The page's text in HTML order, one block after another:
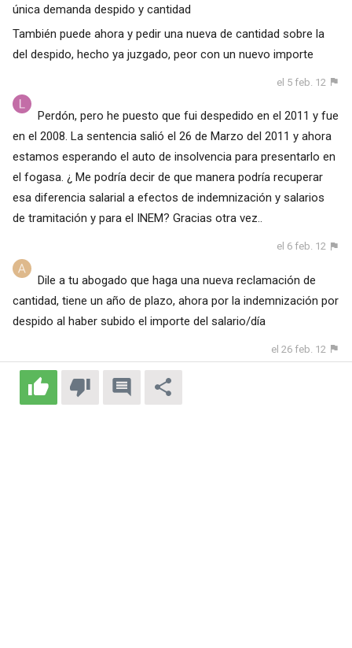
única demanda despido y cantidad
También puede ahora y pedir una nueva de cantidad sobre la
del despido, hecho ya juzgado, peor con un nuevo importe
el 5 feb. 12
Perdón, pero he puesto que fui despedido en el 2011 y fue
en el 2008. La sentencia salió el 26 de Marzo del 2011 y ahora
estamos esperando el auto de insolvencia para presentarlo en
el fogasa. ¿ Me podría decir de que manera podría recuperar
esa diferencia salarial a efectos de indemnización y salarios
de tramitación y para el INEM? Gracias otra vez..
el 6 feb. 12
Dile a tu abogado que haga una nueva reclamación de
cantidad, tiene un año de plazo, ahora por la indemnización por
despido al haber subido el importe del salario/día
el 26 feb. 12